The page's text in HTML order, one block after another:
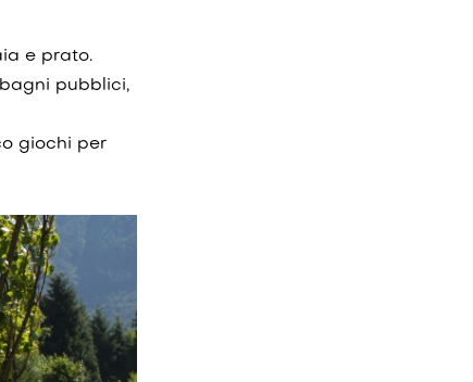
e prato.
pubblici,
giochi per